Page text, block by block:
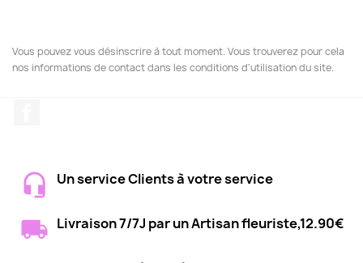
Vous pouvez vous désinscrire à tout moment. Vous trouverez pour cela
nos informations de contact dans les conditions d'utilisation du site.
Un service Clients à votre service
Livraison 7/7J par un Artisan fleuriste,12.90€